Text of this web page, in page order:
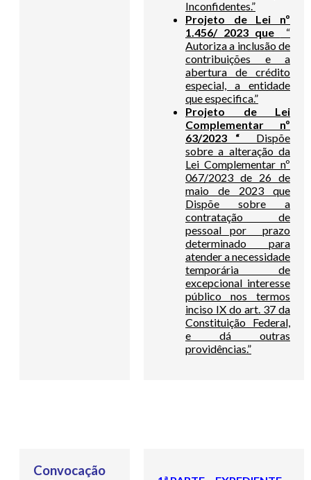
Inconfidentes.”
Projeto de Lei nº
1.456/ 2023 que
“
Autoriza a inclusão de
contribuições e a
abertura de crédito
especial, a entidade
que especifica.”
Projeto de Lei
Complementar nº
63/2023 “
Dispõe
sobre a alteração da
Lei Complementar nº
067/2023 de 26 de
maio de 2023 que
Dispõe sobre a
contratação de
pessoal por prazo
determinado para
atender a necessidade
temporária de
excepcional interesse
público nos termos
inciso IX do art. 37 da
Constituição Federal,
e dá outras
providências.”
Convocação